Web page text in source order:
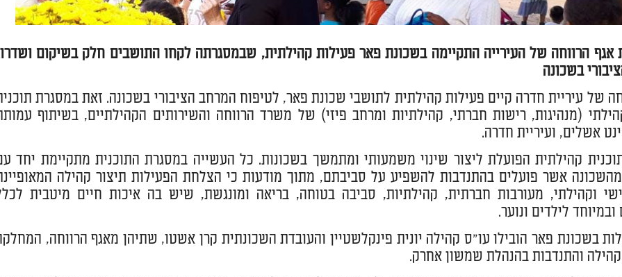
אגף הרווחה של העירייה התקיימה בשכונת פאר פעילות קהילתית, שבמסגרתה לקחו התושבים חלק בשיקום
בשכונה
של עיריית חדרה קיים פעילות קהילתית לתושבי שכונת פאר, לטיפוח המרחב הציבורי בשכונה. זאת במסגרת
(מנהיגות, רישות חברתי, קהילתיות ומרחב פיזי) של משרד הרווחה והשירותים הקהילתיים, בשיתוף
אשלים, ועיריית חדרה.
קהילתית הפועלת ליצור שינוי משמעותי ומתמשך בשכונות. כל העשייה במסגרת התוכנית מתקיימת יחד
אשר פועלים בהתנדבות להשפיע על סביבתם, מתוך מודעות כי הצלחת הפעילות תיצור קהילה
וקהילתי, מעורבות חברתית, קהילתיות, סביבה בטוחה, בריאה ומונגשת, שיש בה איכות חיים מיטבית
לילדים ונוער.
בשכונת פאר הובילו עו"ס קהילה יונית פינקלשטיין והעובדת השכונתית קרן אשטו, שתיהן מאגף הרווחה,
והתנדבות בהנהלת שמשון אחרק.